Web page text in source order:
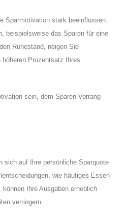
Sparmotivation stark beeinflussen.
beispielsweise das Sparen für eine
Ruhestand, neigen Sie
Prozentsatz Ihres
sein, dem Sparen Vorrang
sich auf Ihre persönliche Sparquote
wie häufiges Essen
Ihre Ausgaben erheblich
verringern.